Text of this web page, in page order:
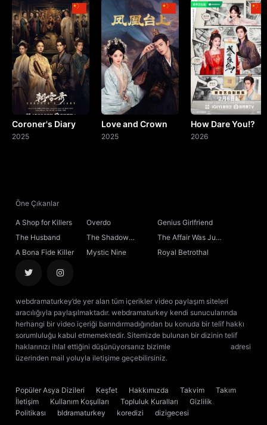
16. Bölüm
17. Bölüm
18. Bölüm
19. Bölüm
20. Bölüm
23. Bölüm
24. Bölüm
26. Bölüm
27. Bölüm
Coroner's Diary
2025
Love and Crown
2025
How Dare You!?
2026
Öne Çıkanlar
A Shop for Killers Overdo
Genius Girlfriend
The Husband
The Shadow
Sovereign
The Affair Was Just
the Beginning
A Bona Fide Killer Mystic Nine Royal Betrothal
webdramaturkey’de yer alan tüm içerikler video paylaşım siteleri
aracılığıyla paylaşılmaktadır. webdramaturkey kendi sunucularında
herhangi bir video içeriği barındırmadığından bu konuda bir telif hakkı
sorumluluğu kabul etmemektedir. Sitemizde bulunan bir dizinin telif
haklarınızı ihlal ettiğini düşünüyorsanız bizimle
adresi
üzerinden mail yoluyla iletişime geçebilirsiniz.
Popüler Asya Dizileri Keşfet Hakkımızda Takvim
Takım
İletişim
Kullanım Koşulları Topluluk Kuralları
Gizlilik
Politikası
bldramaturkey koredizi
dizigecesi